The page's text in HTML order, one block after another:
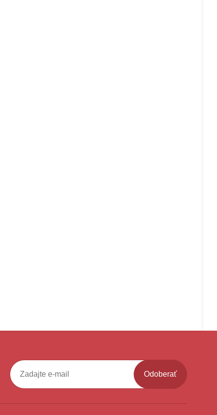
Odoberať